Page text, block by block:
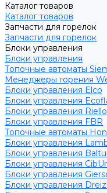
Каталог товаров
Каталог товаров
Запчасти для горелок
Запчасти для горелок
Блоки управления
Блоки управления
Топочные автоматы
Менеджеры горения
Блоки управления Elco
Блоки управления
Блоки управления Riello
Блоки управления FBR
Топочные автоматы
Блоки управления
Блоки управления
Блоки управления
Блоки управления
Блоки управления